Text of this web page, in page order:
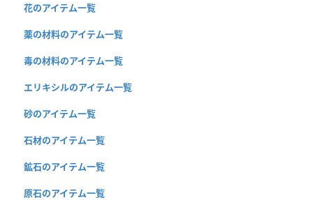
花のアイテム一覧
薬の材料のアイテム一覧
毒の材料のアイテム一覧
エリキシルのアイテム一覧
砂のアイテム一覧
石材のアイテム一覧
鉱石のアイテム一覧
原石のアイテム一覧